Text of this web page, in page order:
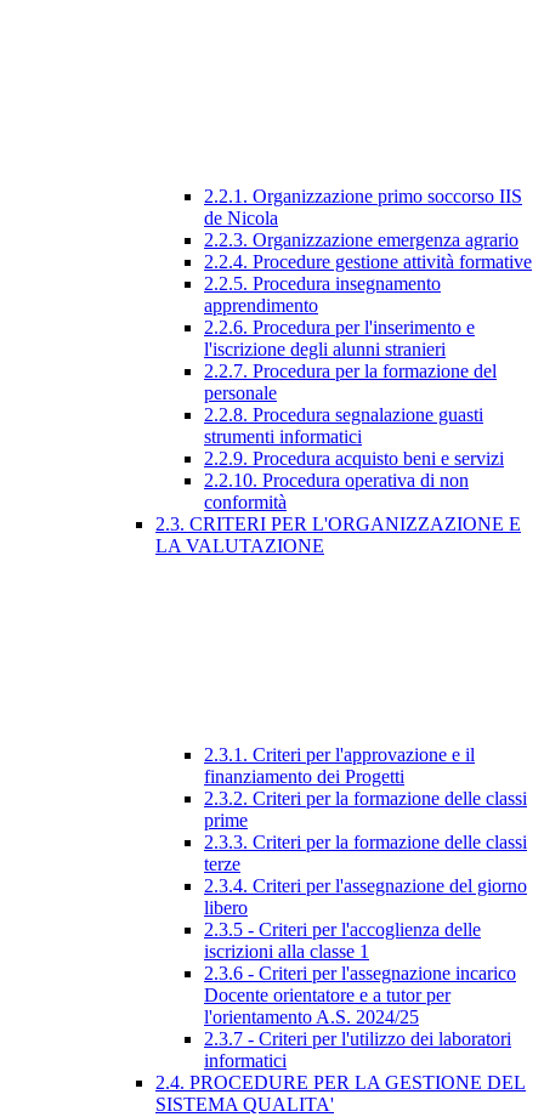
2.2.1. Organizzazione primo soccorso IIS
de Nicola
2.2.3. Organizzazione emergenza agrario
2.2.4. Procedure gestione attività formative
2.2.5. Procedura insegnamento
apprendimento
2.2.6. Procedura per l'inserimento e
l'iscrizione degli alunni stranieri
2.2.7. Procedura per la formazione del
personale
2.2.8. Procedura segnalazione guasti
strumenti informatici
2.2.9. Procedura acquisto beni e servizi
2.2.10. Procedura operativa di non
conformità
2.3. CRITERI PER L'ORGANIZZAZIONE E
LA VALUTAZIONE
2.3.1. Criteri per l'approvazione e il
finanziamento dei Progetti
2.3.2. Criteri per la formazione delle classi
prime
2.3.3. Criteri per la formazione delle classi
terze
2.3.4. Criteri per l'assegnazione del giorno
libero
2.3.5 - Criteri per l'accoglienza delle
iscrizioni alla classe 1
2.3.6 - Criteri per l'assegnazione incarico
Docente orientatore e a tutor per
l'orientamento A.S. 2024/25
2.3.7 - Criteri per l'utilizzo dei laboratori
informatici
2.4. PROCEDURE PER LA GESTIONE DEL
SISTEMA QUALITA'